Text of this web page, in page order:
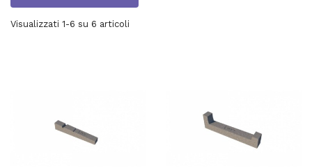
Visualizzati 1-6 su 6 articoli